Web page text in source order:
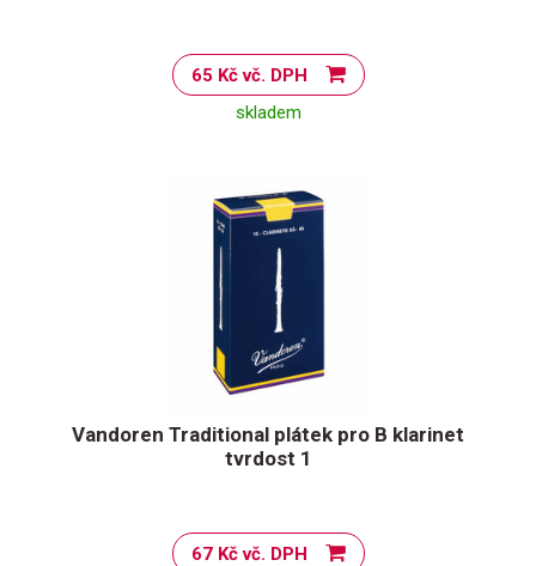
65 Kč vč. DPH
skladem
Vandoren Traditional plátek pro B klarinet
tvrdost 1
67 Kč vč. DPH